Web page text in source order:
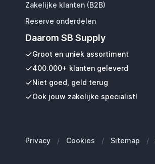
Zakelijke klanten (B2B)
Reserve onderdelen
Daarom SB Supply
Groot en uniek assortiment
400.000+ klanten geleverd
Niet goed, geld terug
Ook jouw zakelijke specialist!
Privacy / Cookies / Sitemap /